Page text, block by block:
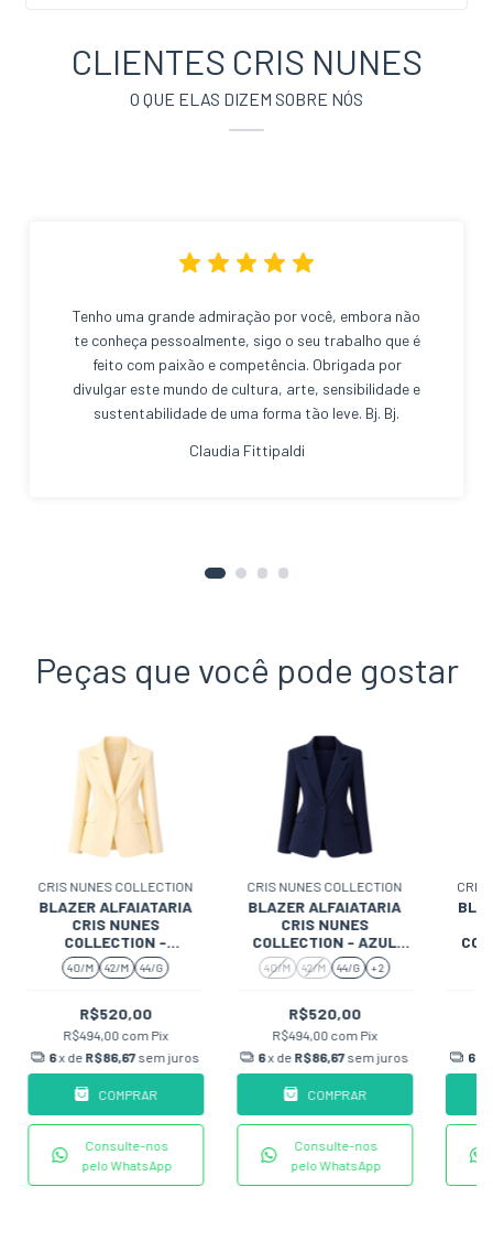
CLIENTES CRIS NUNES
O QUE ELAS DIZEM SOBRE NÓS
Tenho uma grande admiração por você, embora não
te conheça pessoalmente, sigo o seu trabalho que é
feito com paixão e competência. Obrigada por
divulgar este mundo de cultura, arte, sensibilidade e
sustentabilidade de uma forma tão leve. Bj. Bj.
Claudia Fittipaldi
Peças que você pode gostar
CRIS NUNES COLLECTION
BLAZER ALFAIATARIA
CRIS NUNES
COLLECTION -
MANTEIGA
40/M 42/M 44/G
R$520,00
R$494,00 com Pix
6x de R$86,67sem juros
COMPRAR
Consulte-nos
pelo WhatsApp
CRIS NUNES COLLECTION
BLAZER ALFAIATARIA
CRIS NUNES
COLLECTION - AZUL
MARINHO
40/M 42/M 44/G + 2
R$520,00
R$494,00 com Pix
6x de R$86,67sem juros
COMPRAR
Consulte-nos
pelo WhatsApp
CRIS
6